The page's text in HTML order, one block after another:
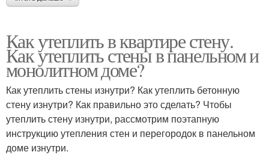
Как утеплить в квартире стену.
Как утеплить стены в панельном и
монолитном доме?
Как утеплить стены изнутри? Как утеплить бетонную
стену изнутри? Как правильно это сделать? Чтобы
утеплить стену изнутри, рассмотрим поэтапную
инструкцию утепления стен и перегородок в панельном
доме изнутри.